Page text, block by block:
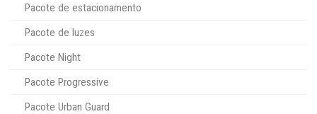
Pacote de estacionamento
Pacote de luzes
Pacote Night
Pacote Progressive
Pacote Urban Guard